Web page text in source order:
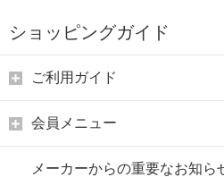
ショッピングガイド
ご利用ガイド
会員メニュー
メーカーからの重要なお知ら